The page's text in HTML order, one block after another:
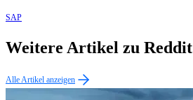
SAP
Weitere Artikel zu Reddit
Alle Artikel anzeigen